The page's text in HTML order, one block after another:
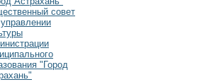
совет
"Город